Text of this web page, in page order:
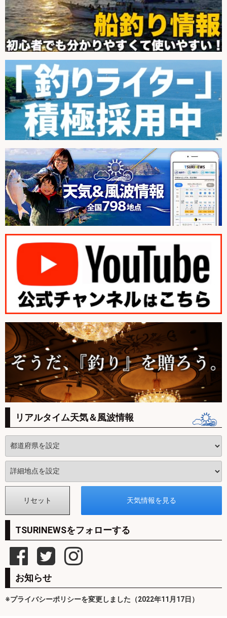
リアルタイム天気＆風波情報
TSURINEWSをフォローする
お知らせ
※プライバシーポリシーを変更しました（2022年11月17日）